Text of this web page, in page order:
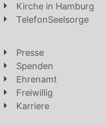
Kirche in Hamburg
TelefonSeelsorge
Presse
Spenden
Ehrenamt
Freiwillig
Karriere